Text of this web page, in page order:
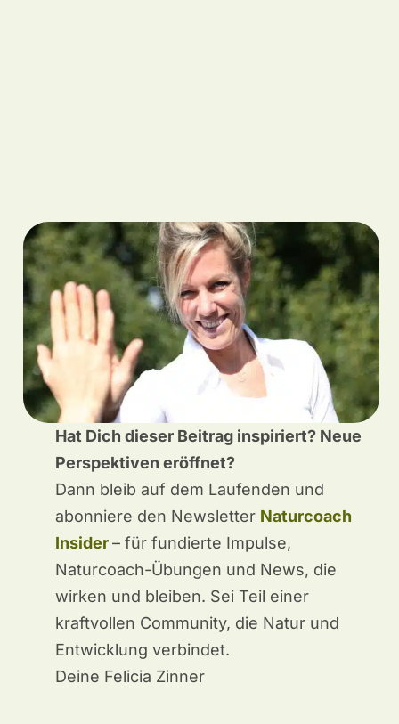
Hat Dich dieser Beitrag inspiriert? Neue
Perspektiven eröffnet?
Dann bleib auf dem Laufenden und
abonniere den Newsletter Naturcoach
Insider– für fundierte Impulse,
Naturcoach-Übungen und News, die
wirken und bleiben. Sei Teil einer
kraftvollen Community, die Natur und
Entwicklung verbindet.
Deine Felicia Zinner